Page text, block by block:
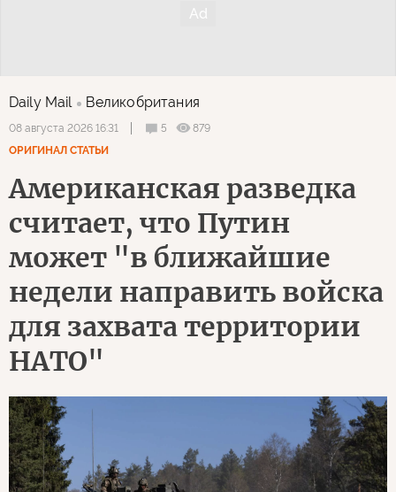
Daily Mail Великобритания
08 августа 2026 16:31 5
879
ОРИГИНАЛ СТАТЬИ
Американская разведка
считает, что Путин
может "в ближайшие
недели направить войска
для захвата территории
НАТО"